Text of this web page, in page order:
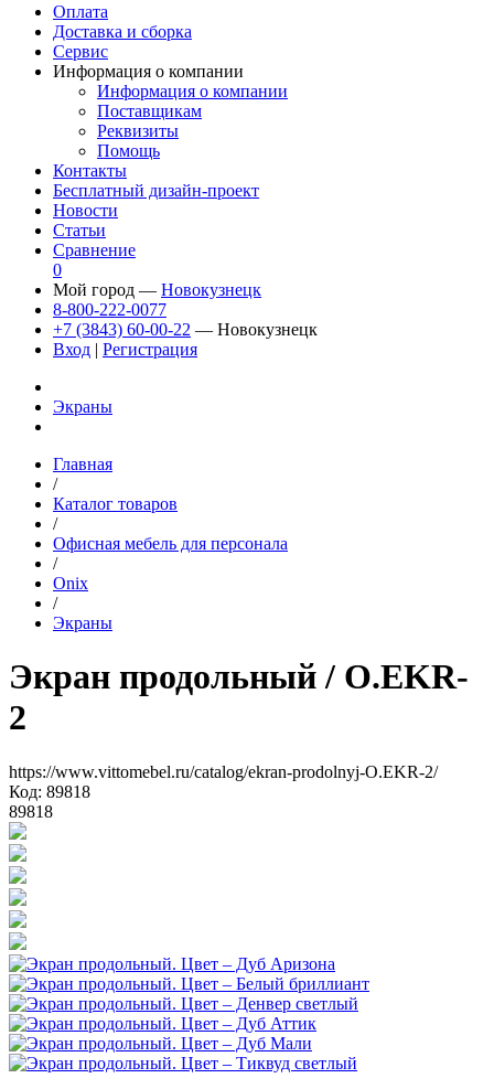
Оплата
Доставка и сборка
Сервис
Информация о компании
Информация о компании
Поставщикам
Реквизиты
Помощь
Контакты
Бесплатный дизайн-проект
Новости
Статьи
Сравнение
0
Мой город — Новокузнецк
8-800-222-0077
+7 (3843) 60-00-22 — Новокузнецк
Вход | Регистрация
Экраны
Главная
/
Каталог товаров
/
Офисная мебель для персонала
/
Onix
/
Экраны
Экран продольный / O.EKR-
2
https://www.vittomebel.ru/catalog/ekran-prodolnyj-O.EKR-2/
Код: 89818
89818